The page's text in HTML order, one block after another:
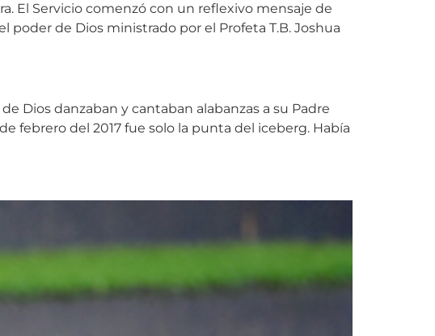
El Servicio comenzó con un reflexivo mensaje de
de Dios ministrado por el Profeta T.B. Joshua
Dios danzaban y cantaban alabanzas a su Padre
febrero del 2017 fue solo la punta del iceberg. Había